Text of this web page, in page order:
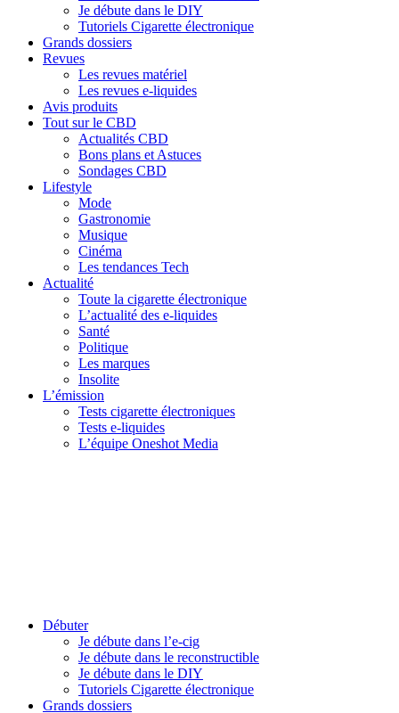
Je débute dans le DIY
Tutoriels Cigarette électronique
Grands dossiers
Revues
Les revues matériel
Les revues e-liquides
Avis produits
Tout sur le CBD
Actualités CBD
Bons plans et Astuces
Sondages CBD
Lifestyle
Mode
Gastronomie
Musique
Cinéma
Les tendances Tech
Actualité
Toute la cigarette électronique
L’actualité des e-liquides
Santé
Politique
Les marques
Insolite
L’émission
Tests cigarette électroniques
Tests e-liquides
L’équipe Oneshot Media
Débuter
Je débute dans l’e-cig
Je débute dans le reconstructible
Je débute dans le DIY
Tutoriels Cigarette électronique
Grands dossiers